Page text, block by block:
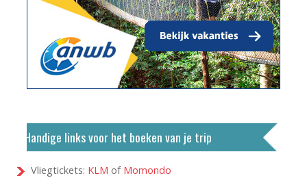
Handige links voor het boeken van je trip
Vliegtickets: KLM of Momondo